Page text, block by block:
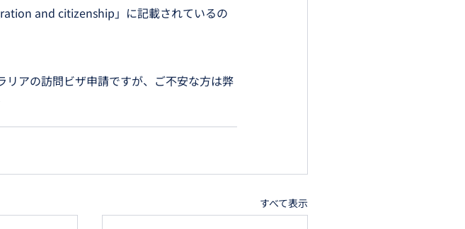
and citizenship」に記載されているの
アの訪問ビザ申請ですが、ご不安な方は弊
すべて表示